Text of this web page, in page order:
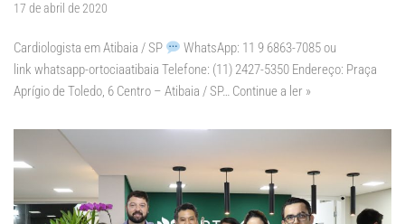
17 de abril de 2020
Cardiologista em Atibaia / SP
WhatsApp: 11 9 6863-7085 ou
link whatsapp-ortociaatibaia Telefone: (11) 2427-5350 Endereço: Praça
Aprígio de Toledo, 6 Centro – Atibaia / SP… Continue a ler »